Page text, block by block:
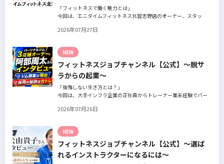
「フィットネスで働く魅力とは」
今回は、エニタイムフィットネス北習志野店のオーナー、スタッ
についてインタビュー。オーナー様からはスタッフの採用基準、実
はそのスタッフの皆様がつくる施設やフィットネスについての魅力
を語っていただきました。
2026年07月27日
NEW
フィットネスジョブチャンネル【公式】～脱サ
ラからの起業～
「後悔しない生き方とは？」
今回は、大手インフラ企業の正社員からトレーナー業未経験でパー
の阿部周大さんへインタビュー。
2026年07月26日
NEW
フィットネスジョブチャンネル【公式】～選ば
れるインストラクターになるには～